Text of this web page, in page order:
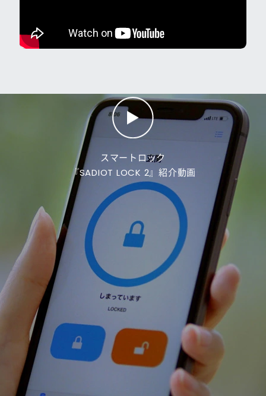
スマートロック
『SADIOT LOCK 2』紹介動画